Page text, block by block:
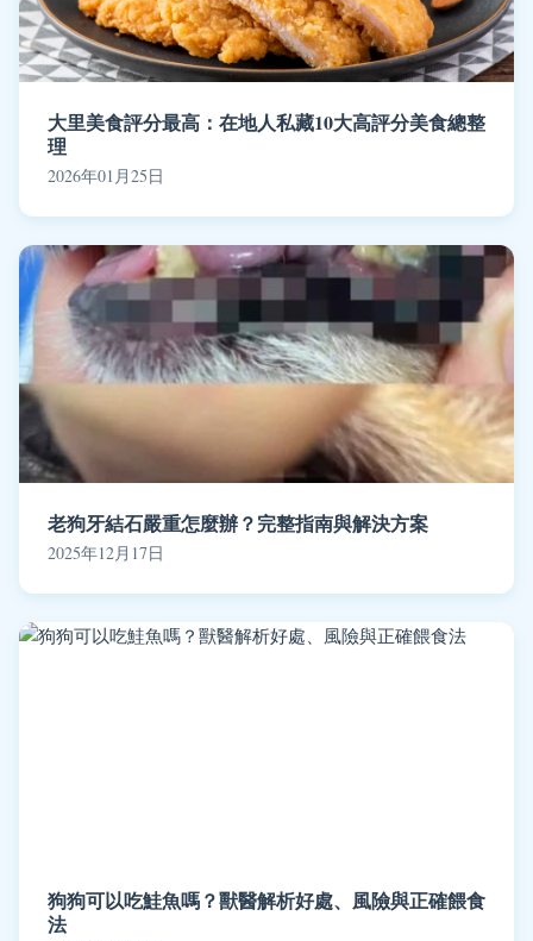
大里美食評分最高：在地人私藏10大高評分美食總整
理
2026年01月25日
老狗牙結石嚴重怎麼辦？完整指南與解決方案
2025年12月17日
狗狗可以吃鮭魚嗎？獸醫解析好處、風險與正確餵食
法